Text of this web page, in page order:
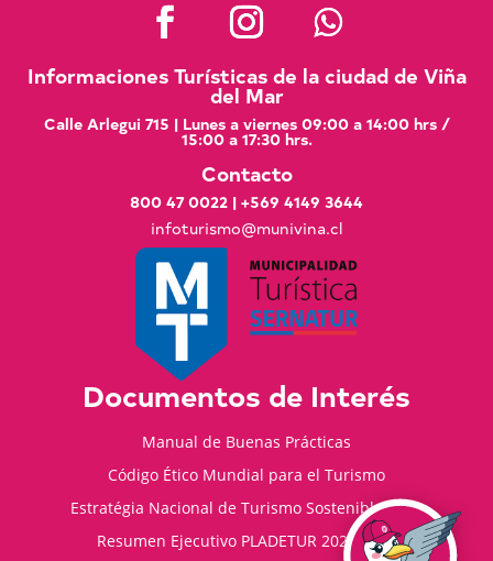
Informaciones Turísticas de la ciudad de Viña
del Mar
Calle Arlegui 715 | Lunes a viernes 09:00 a 14:00 hrs /
15:00 a 17:30 hrs.
Contacto
800 47 0022 | +569 4149 3644
infoturismo@munivina.cl
Documentos de Interés
Manual de Buenas Prácticas
Código Ético Mundial para el Turismo
Estratégia Nacional de Turismo Sostenible 2035
Resumen Ejecutivo PLADETUR 2025-2023